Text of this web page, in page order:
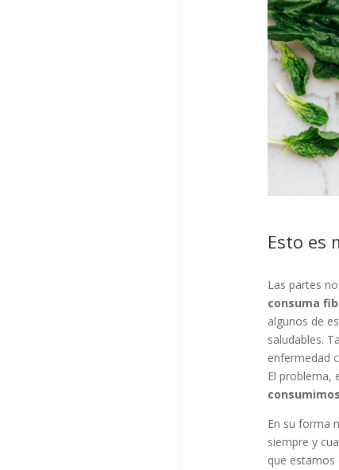
Esto es
Las partes
consuma
algunos de
saludables.
enfermedad
El problema,
En su forma
siempre y
que estamos